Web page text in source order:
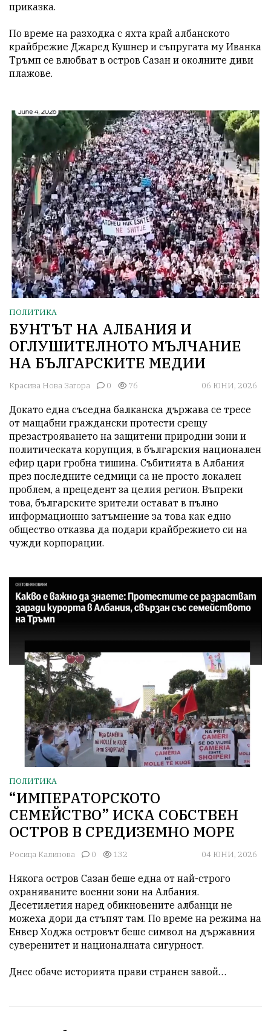
приказка.
По време на разходка с яхта край албанското
крайбрежие Джаред Кушнер и съпругата му Иванка
Тръмп се влюбват в остров Сазан и околните диви
плажове.
ПОЛИТИКА
БУНТЪТ НА АЛБАНИЯ И
ОГЛУШИТЕЛНОТО МЪЛЧАНИЕ
НА БЪЛГАРСКИТЕ МЕДИИ
Красива Нова Загора 0 76 06 ЮНИ, 2026
Докато една съседна балканска държава се тресе
от мащабни граждански протести срещу
презастрояването на защитени природни зони и
политическата корупция, в българския национален
ефир цари гробна тишина. Събитията в Албания
през последните седмици са не просто локален
проблем, а прецедент за целия регион. Въпреки
това, българските зрители остават в пълно
информационно затъмнение за това как едно
общество отказва да подари крайбрежието си на
чужди корпорации.
ПОЛИТИКА
“ИМПЕРАТОРСКОТО
СЕМЕЙСТВО” ИСКА СОБСТВЕН
ОСТРОВ В СРЕДИЗЕМНО МОРЕ
Росица Калинова 0 132 04 ЮНИ, 2026
Някога остров Сазан беше една от най-строго
охраняваните военни зони на Албания.
Десетилетия наред обикновените албанци не
можеха дори да стъпят там. По време на режима на
Енвер Ходжа островът беше символ на държавния
суверенитет и националната сигурност.
Днес обаче историята прави странен завой…